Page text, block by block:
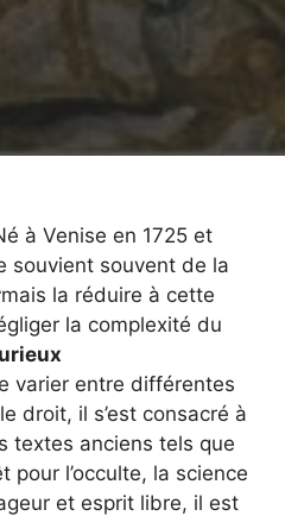
à Venise en 1725 et
souvient souvent de la
mais la réduire à cette
la complexité du
varier entre différentes
droit, il s’est consacré à
textes anciens tels que
pour l’occulte, la science
et esprit libre, il est